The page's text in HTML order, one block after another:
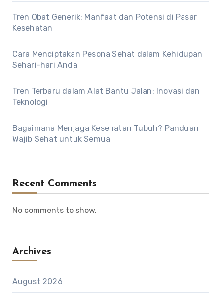
Tren Obat Generik: Manfaat dan Potensi di Pasar
Kesehatan
Cara Menciptakan Pesona Sehat dalam Kehidupan
Sehari-hari Anda
Tren Terbaru dalam Alat Bantu Jalan: Inovasi dan
Teknologi
Bagaimana Menjaga Kesehatan Tubuh? Panduan
Wajib Sehat untuk Semua
Recent Comments
No comments to show.
Archives
August 2026